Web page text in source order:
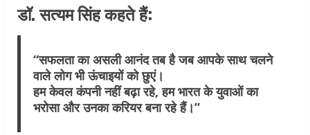
डॉ. सत्यम सिंह कहते हैं:
“सफलता का असली आनंद तब है जब आपके साथ चलने
वाले लोग भी ऊंचाइयों को छुएं।
हम केवल कंपनी नहीं बढ़ा रहे, हम भारत के युवाओं का
भरोसा और उनका करियर बना रहे हैं।”